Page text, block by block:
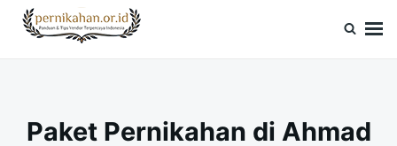
SkipSearch
for:
Paket Pernikahan di Ahmad